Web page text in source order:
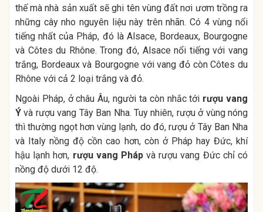
thế mà nhà sản xuất sẽ ghi tên vùng đất nơi ươm trồng ra
những cây nho nguyên liệu này trên nhãn. Có 4 vùng nổi
tiếng nhất của Pháp, đó là Alsace, Bordeaux, Bourgogne
và Côtes du Rhône. Trong đó, Alsace nổi tiếng với vang
trắng, Bordeaux và Bourgogne với vang đỏ còn Côtes du
Rhône với cả 2 loại trắng và đỏ.
Ngoài Pháp, ở châu Âu, người ta còn nhắc tới rượu vang
Ý và rượu vang Tây Ban Nha. Tuy nhiên, rượu ở vùng nóng
thì thường ngọt hơn vùng lạnh, do đó, rượu ở Tây Ban Nha
và Italy nồng độ cồn cao hơn, còn ở Pháp hay Đức, khí
hậu lạnh hơn, rượu vang Phápvà rượu vang Đức chỉ có
nồng độ dưới 12 độ.